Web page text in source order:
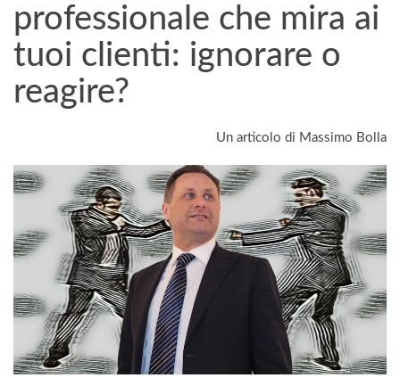
professionale che mira ai
tuoi clienti: ignorare o
reagire?
Un articolo di Massimo Bolla